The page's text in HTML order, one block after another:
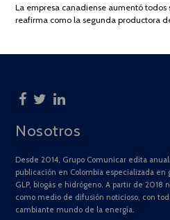
La empresa canadiense aumentó todos
reafirma como la segunda productora
Nosotros
Desde 2014, Grupo Comunicar edita
publicación en Colombia especializada en
GLP, biogás e hidrógeno. A partir de 2018
como medio de difusión noticioso, con
cambiante mundo de la energía.